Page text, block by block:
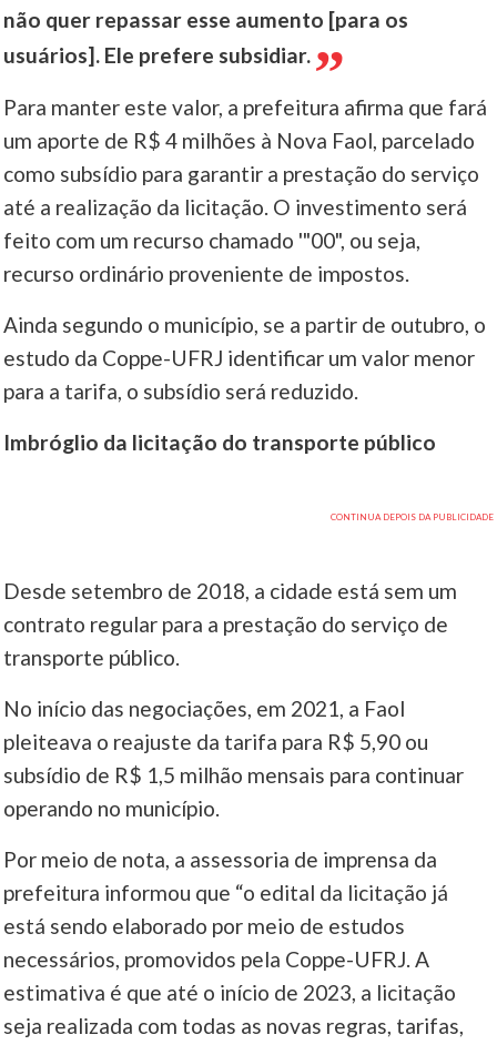
não quer repassar esse aumento [para os
usuários]. Ele prefere subsidiar.
Para manter este valor, a prefeitura afirma que fará
um aporte de R$ 4 milhões à Nova Faol, parcelado
como subsídio para garantir a prestação do serviço
até a realização da licitação. O investimento será
feito com um recurso chamado '"00", ou seja,
recurso ordinário proveniente de impostos.
Ainda segundo o município, se a partir de outubro, o
estudo da Coppe-UFRJ identificar um valor menor
para a tarifa, o subsídio será reduzido.
Imbróglio da licitação do transporte público
Desde setembro de 2018, a cidade está sem um
contrato regular para a prestação do serviço de
transporte público.
No início das negociações, em 2021, a Faol
pleiteava o reajuste da tarifa para R$ 5,90 ou
subsídio de R$ 1,5 milhão mensais para continuar
operando no município.
Por meio de nota, a assessoria de imprensa da
prefeitura informou que “o edital da licitação já
está sendo elaborado por meio de estudos
necessários, promovidos pela Coppe-UFRJ. A
estimativa é que até o início de 2023, a licitação
seja realizada com todas as novas regras, tarifas,